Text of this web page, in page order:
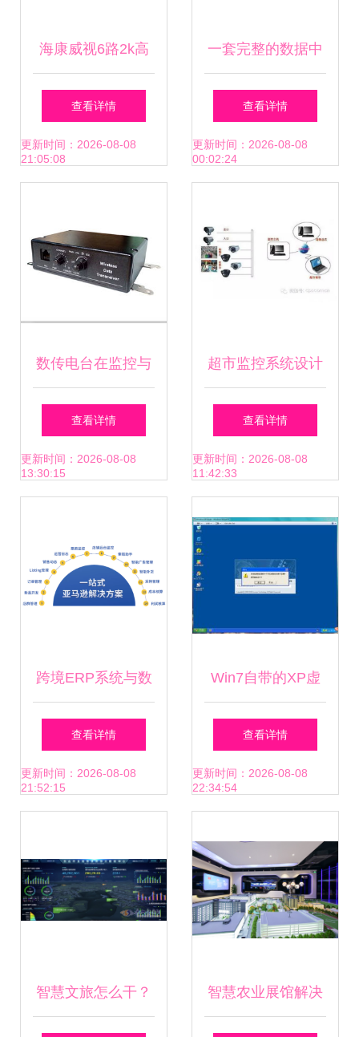
海康威视6路2k高
清 poe供电网络数
字高清监控一套
查看详情
更新时间：2026-08-08
21:05:08
一套完整的数据中
心机房图例dwg 平
面图 系统图 大样
查看详情
更新时间：2026-08-08
00:02:24
数传电台在监控与
数据采集系统中的
工作原理解析
查看详情
更新时间：2026-08-08
13:30:15
超市监控系统设计
方案 高效安全的数
字化监控解决方案
查看详情
更新时间：2026-08-08
11:42:33
跨境ERP系统与数
字监控系统销售的
服务
查看详情
更新时间：2026-08-08
21:52:15
Win7自带的XP虚
拟机为何无法运行
C692数字监控系
查看详情
更新时间：2026-08-08
22:34:54
智慧文旅怎么干？ 智慧农业展馆解决